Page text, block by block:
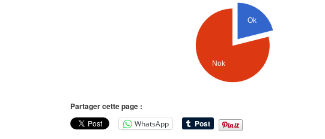
Ok
Nok
Partager cette page :
WhatsApp